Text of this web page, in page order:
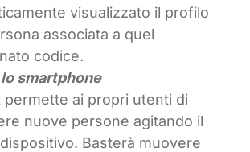
visualizzato il profilo
associata a quel
codice.
smartphone
permette ai propri utenti di
nuove persone agitando il
Basterà muovere